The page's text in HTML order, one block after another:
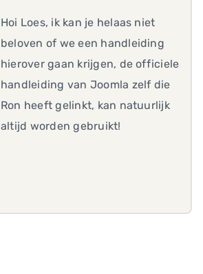
Hoi Loes, ik kan je helaas niet
beloven of we een handleiding
hierover gaan krijgen, de officiele
handleiding van Joomla zelf die
Ron heeft gelinkt, kan natuurlijk
altijd worden gebruikt!